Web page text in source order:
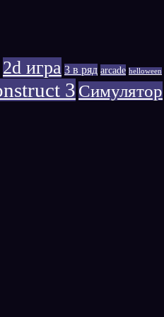
2d игра 3 в ряд arcade helloween
3 Симулятор